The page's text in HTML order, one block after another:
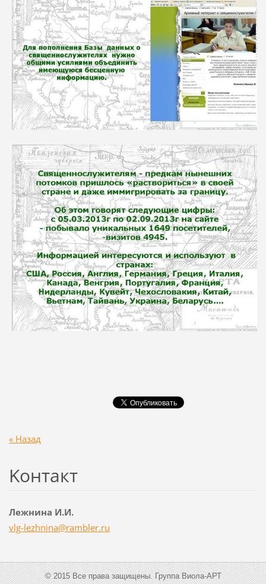
« Назад
Koнтакт
Лежнина И.И.
vlg-lezhnina@rambler.ru
© 2015 Все права защищены. Группа Виола-АРТ